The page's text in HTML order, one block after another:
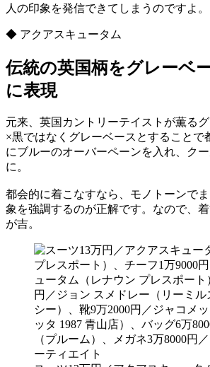
人の印象を発信できてしまうのですよ。
◆ アクアスキュータム
伝統の英国柄をグレーベ
に表現
元来、英国カントリーテイストが薫る
×黒ではなくグレーベースとすることで
にブルーのオーバーペーンを入れ、ク
に。
都会的に着こなすなら、モノトーンで
象を強調するのが正解です。なので、
が吉。